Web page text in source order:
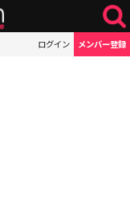
ログイン メンバー登録